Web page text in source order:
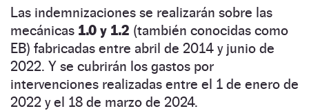
Las indemnizaciones se realizarán sobre las
mecánicas 1.0 y 1.2 (también conocidas como
EB) fabricadas entre abril de 2014 y junio de
2022. Y se cubrirán los gastos por
intervenciones realizadas entre el 1 de enero de
2022 y el 18 de marzo de 2024.